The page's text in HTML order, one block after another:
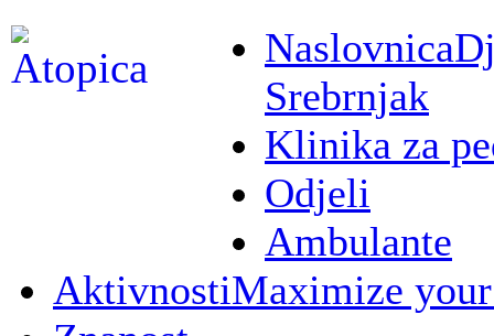
Naslovnica
Srebrnjak
Klinika za
Odjeli
Ambulante
AktivnostiMaximize